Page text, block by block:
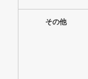
その他